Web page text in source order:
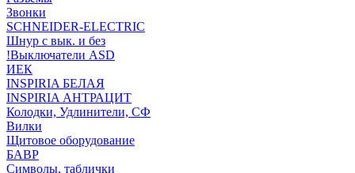
Звонки
SCHNEIDER-ELECTRIC
Шнур с вык. и без
!Выключатели ASD
ИЕК
INSPIRIA БЕЛАЯ
INSPIRIA АНТРАЦИТ
Колодки, Удлинители, СФ
Вилки
Щитовое оборудование
БАВР
Символы, таблички